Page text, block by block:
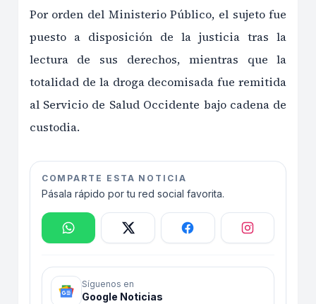
Por orden del Ministerio Público, el sujeto fue
puesto a disposición de la justicia tras la
lectura de sus derechos, mientras que la
totalidad de la droga decomisada fue remitida
al Servicio de Salud Occidente bajo cadena de
custodia.
COMPARTE ESTA NOTICIA
Pásala rápido por tu red social favorita.
Síguenos en
Google Noticias